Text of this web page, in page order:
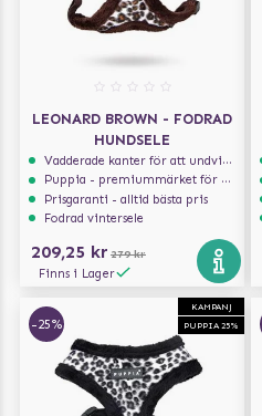
LEONARD BROWN - FODRAD
HUNDSELE
Vadderade kanter för att undvika skav
Puppia - premiummärket för hundselar
Prisgaranti - alltid bästa pris
Fodrad vintersele
209,25 kr 279 kr
Finns i Lager
KAMPANJ
PUPPIA 25%
-25%